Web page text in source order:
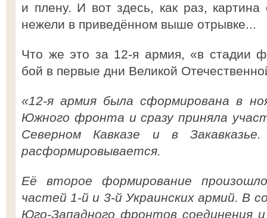
и плену. И вот здесь, как раз, картина
нежели в приведённом выше отрывке...
Что же это за 12-я армия, «в стадии
бой в первые дни Великой
«12-я армия была сформирована в
Южного фронта и сразу приняла
Северном Кавказе и в
расформировывается.
Её второе формирование
частей 1-й и 3-й Украинских армий. В
Юго-Западного фронтов соединения